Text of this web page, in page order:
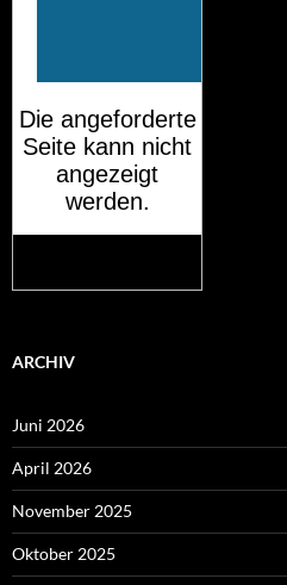
ARCHIV
Juni 2026
April 2026
November 2025
Oktober 2025